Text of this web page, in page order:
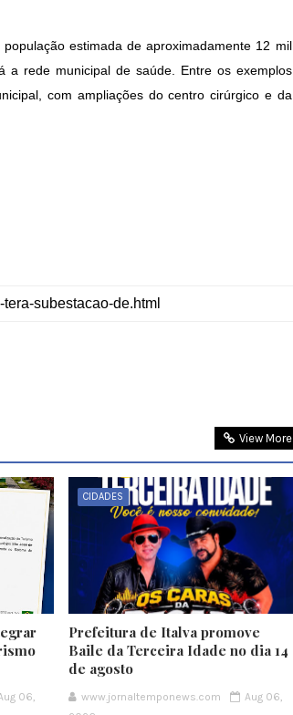
estimada de aproximadamente 12 mil
a rede municipal de saúde. Entre os exemplos
com ampliações do centro cirúrgico e da
View More
06,
CIDADES
Prefeitura de Italva promove
Baile da Terceira Idade no dia 14
de agosto
www.jornaltemponews.com
Aug 06,